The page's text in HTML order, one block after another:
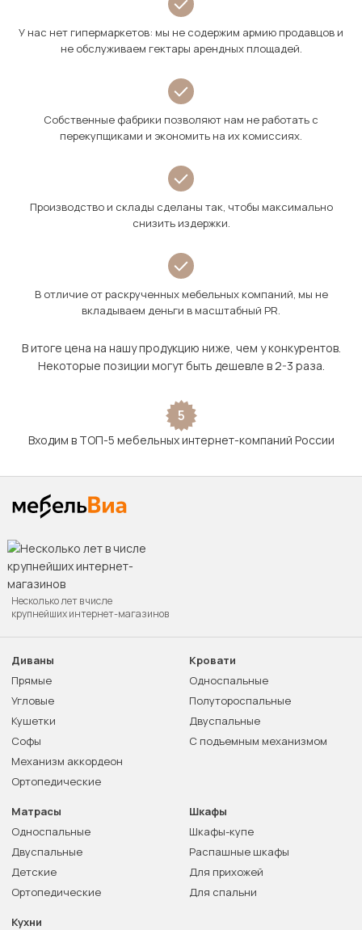
У нас нет гипермаркетов: мы не содержим армию продавцов и
не обслуживаем гектары арендных площадей.
Собственные фабрики позволяют нам не работать с
перекупщиками и экономить на их комиссиях.
Производство и склады сделаны так, чтобы максимально
снизить издержки.
В отличие от раскрученных мебельных компаний, мы не
вкладываем деньги в масштабный PR.
В итоге цена на нашу продукцию ниже, чем у конкурентов.
Некоторые позиции могут быть дешевле в 2-3 раза.
5
Входим в ТОП-5 мебельных интернет-компаний России
Несколько лет в числе
крупнейших интернет-магазинов
Диваны
Прямые
Угловые
Кушетки
Софы
Механизм аккордеон
Ортопедические
Кровати
Односпальные
Полутороспальные
Двуспальные
С подъемным механизмом
Матрасы
Односпальные
Двуспальные
Детские
Ортопедические
Шкафы
Шкафы-купе
Распашные шкафы
Для прихожей
Для спальни
Кухни